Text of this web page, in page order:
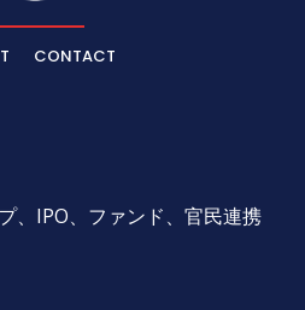
CONTACT
、IPO、ファンド、官民連携